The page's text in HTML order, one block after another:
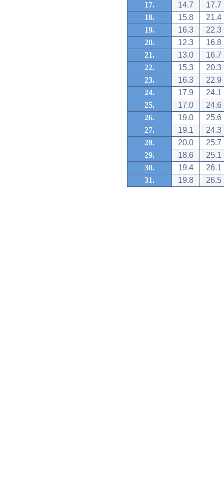
17.
14.7
17.7
18.
15.8
21.4
19.
16.3
22.3
20.
12.3
16.8
21.
13.0
16.7
22.
15.3
20.3
23.
16.3
22.9
24.
17.9
24.1
25.
17.0
24.6
26.
19.0
25.6
27.
19.1
24.3
28.
20.0
25.7
29.
18.6
25.1
30.
19.4
26.1
31.
19.8 26.5